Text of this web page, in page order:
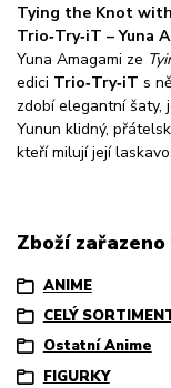
Tying the Knot
Trio‑Try‑iT – Yuna
Yuna Amagami ze
edici Trio‑Try‑iT s
zdobí elegantní šaty,
Yunun klidný,
kteří milují její
Zboží
ANIME
CELÝ
Ostatní Anime
FIGURKY